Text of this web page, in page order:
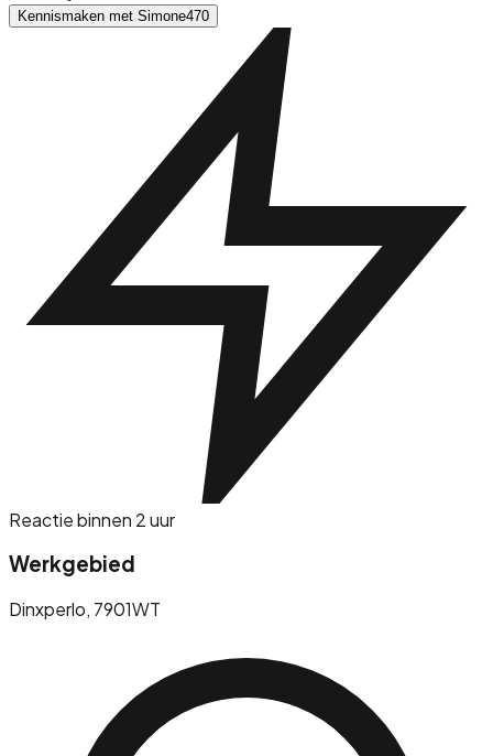
Kennismaken met Simone470
Reactie binnen 2 uur
Werkgebied
Dinxperlo, 7901WT